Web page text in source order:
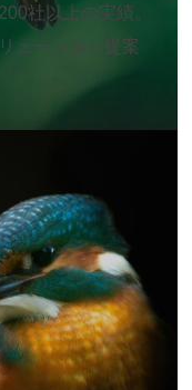
社以上の実績。
ューション提案